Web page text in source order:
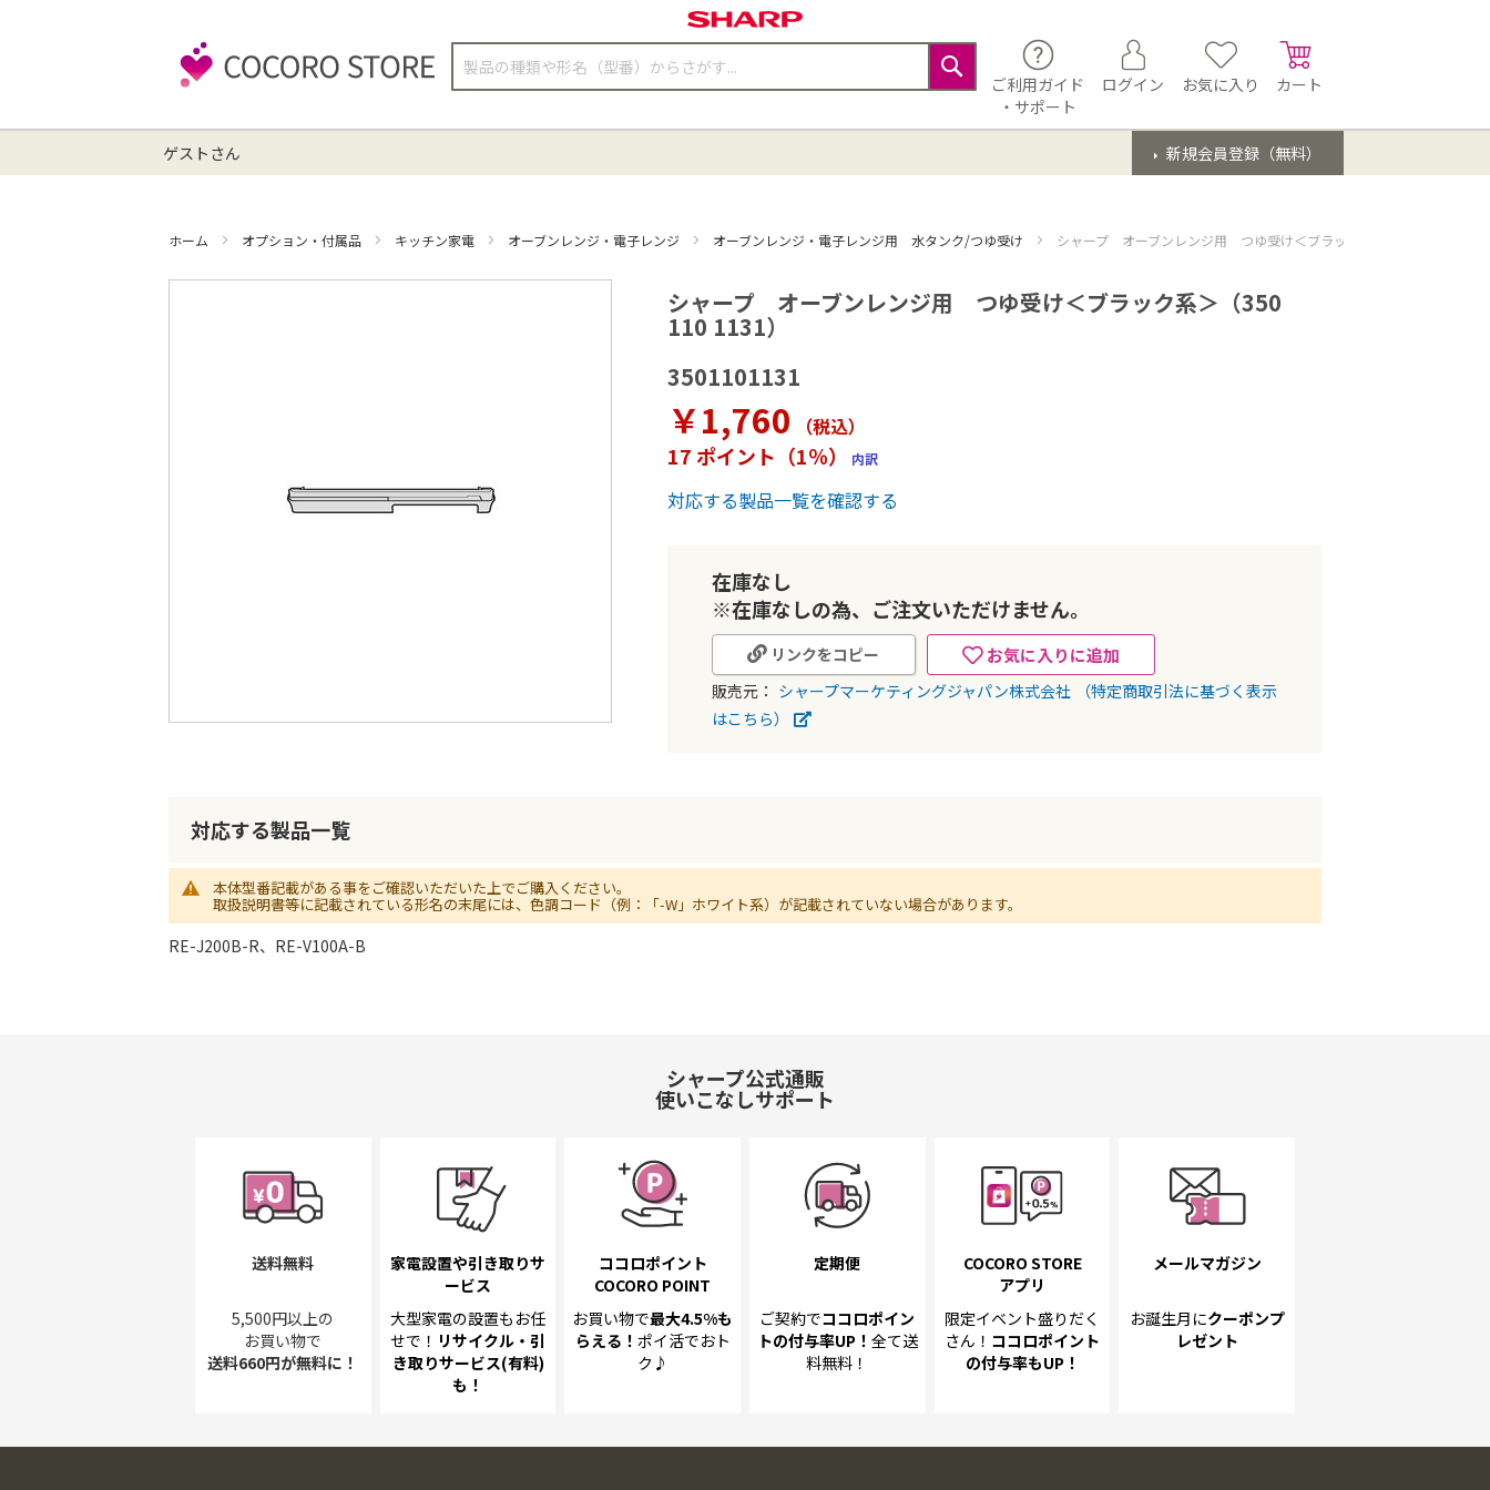
検
検
ご利用ガイド
・サポート
ログイン お気に入り カート
新規会員登録（無料）
ゲストさん
ホーム オプション・付属品 キッチン家電 オーブンレンジ・電子レンジ オーブンレンジ・電子レンジ用 水タンク/つゆ受け シャープ オーブンレンジ用 つゆ受け＜ブラック系＞（350 110 1131
シャープ オーブンレンジ用 つゆ受け＜ブラック系＞（350
110 1131）
3501101131
￥1,760 （税込）
17 ポイント（1％） 内訳
対応する製品一覧を確認する
在庫なし
※在庫なしの為、ご注文いただけません。
お気に入りに追加
リンクをコピー
販売元： シャープマーケティングジャパン株式会社
（特定商取引法に基づく表示
はこちら）
ャ
ラ
の
対応する製品一覧
本体型番記載がある事をご確認いただいた上でご購入ください。
取扱説明書等に記載されている形名の末尾には、色調コード（例：「-W」ホワイト系）が記載されていない場合があります。
RE-J200B-R、RE-V100A-B
シャープ公式通販
使いこなしサポート
送料無料
5,500円以上の
お買い物で
送料660円が無料に！
家電設置や引き取りサ
ービス
大型家電の設置も お任
せで！ リサイクル・引
き取りサービス(有料)
も！
ココロポイント
COCORO POINT
お買い物で最大4.5%も
らえる！ ポイ活でおト
ク♪
定期便
ご契約でココロポイン
トの付与率UP！ 全て送
料無料！
COCORO STORE
アプリ
限定イベント盛りだく
さん！ ココロポイント
の付与率もUP！
メールマガジン
お誕生月にクーポンプ
レゼント